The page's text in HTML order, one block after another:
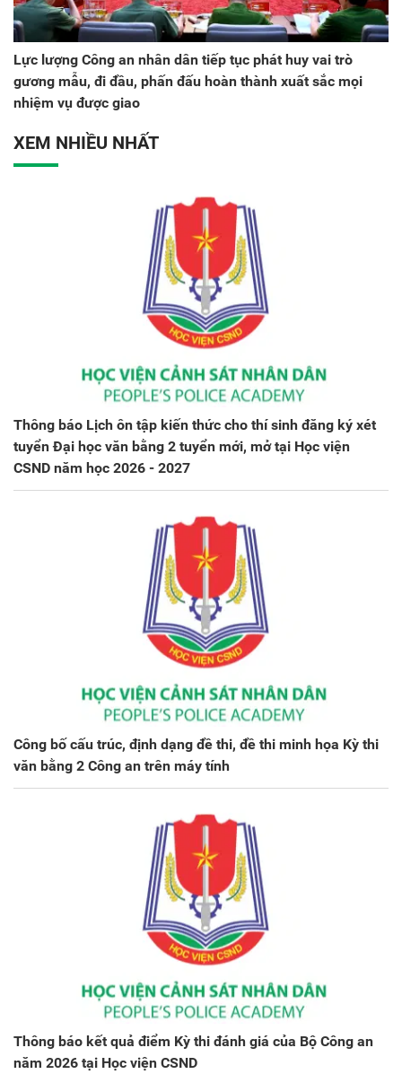
Lực lượng Công an nhân dân tiếp tục phát huy vai trò
gương mẫu, đi đầu, phấn đấu hoàn thành xuất sắc mọi
nhiệm vụ được giao
XEM NHIỀU NHẤT
Thông báo Lịch ôn tập kiến thức cho thí sinh đăng ký xét
tuyển Đại học văn bằng 2 tuyển mới, mở tại Học viện
CSND năm học 2026 - 2027
Công bố cấu trúc, định dạng đề thi, đề thi minh họa Kỳ thi
văn bằng 2 Công an trên máy tính
Thông báo kết quả điểm Kỳ thi đánh giá của Bộ Công an
năm 2026 tại Học viện CSND